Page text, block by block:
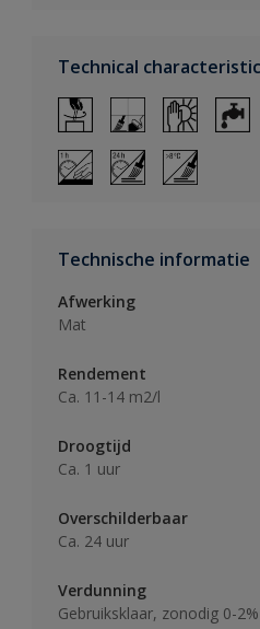
Technical
Technische informatie
Afwerking
Mat
Rendement
Ca. 11-14 m2/l
Droogtijd
Ca. 1 uur
Overschilderbaar
Ca. 24 uur
Verdunning
Gebruiksklaar, zonodig 0-